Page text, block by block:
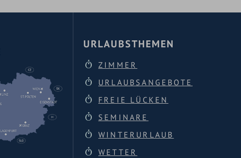
URLAUBSTHEMEN
ZIMMER
URLAUBSANGEBOTE
FREIE LÜCKEN
SEMINARE
WINTERURLAUB
WETTER